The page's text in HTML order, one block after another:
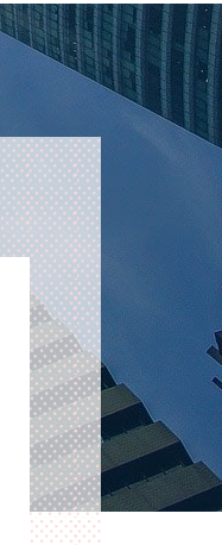
2022-11-26
涉密资质与
2020年4月，由
限公司自主研发
经国家保密科技
涉密信息系统产